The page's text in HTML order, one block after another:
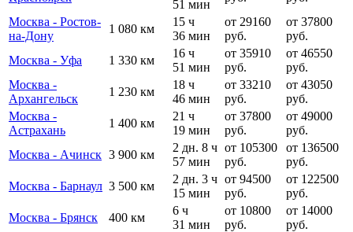
51 мин
Москва - Ростов-
на-Дону
1 080 км
15 ч
36 мин
от 29160
руб.
от 37800
руб.
Москва - Уфа
1 330 км
16 ч
51 мин
от 35910
руб.
от 46550
руб.
Москва -
Архангельск
1 230 км
18 ч
46 мин
от 33210
руб.
от 43050
руб.
Москва -
Астрахань
1 400 км
21 ч
19 мин
от 37800
руб.
от 49000
руб.
Москва - Ачинск 3 900 км
2 дн. 8 ч
57 мин
от 105300
руб.
от 136500
руб.
Москва - Барнаул 3 500 км
2 дн. 3 ч
15 мин
от 94500
руб.
от 122500
руб.
Москва - Брянск
400 км
6 ч
31 мин
от 10800
руб.
от 14000
руб.